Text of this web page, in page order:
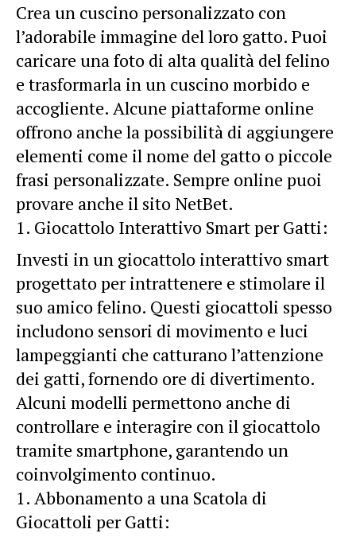
Crea un cuscino personalizzato con
l’adorabile immagine del loro gatto. Puoi
caricare una foto di alta qualità del felino
e trasformarla in un cuscino morbido e
accogliente. Alcune piattaforme online
offrono anche la possibilità di aggiungere
elementi come il nome del gatto o piccole
frasi personalizzate. Sempre online puoi
provare anche il sito NetBet.
Giocattolo Interattivo Smart per Gatti:
Investi in un giocattolo interattivo smart
progettato per intrattenere e stimolare il
suo amico felino. Questi giocattoli spesso
includono sensori di movimento e luci
lampeggianti che catturano l’attenzione
dei gatti, fornendo ore di divertimento.
Alcuni modelli permettono anche di
controllare e interagire con il giocattolo
tramite smartphone, garantendo un
coinvolgimento continuo.
Abbonamento a una Scatola di
Giocattoli per Gatti: